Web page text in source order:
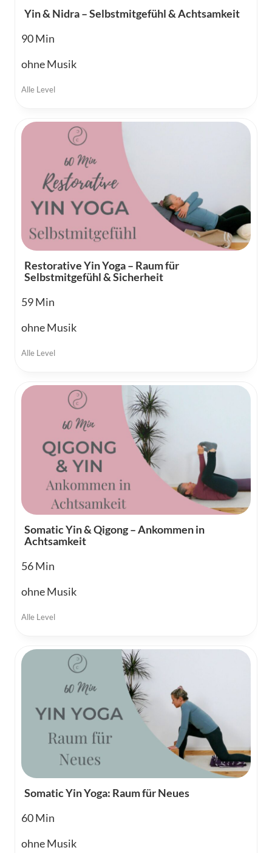
Yin & Nidra – Selbstmitgefühl & Achtsamkeit
90
ohne Musik
Alle Level
Restorative Yin Yoga – Raum für
Selbstmitgefühl & Sicherheit
59
ohne Musik
Alle Level
Somatic Yin & Qigong – Ankommen in
Achtsamkeit
56
ohne Musik
Alle Level
Somatic Yin Yoga: Raum für Neues
60
ohne Musik